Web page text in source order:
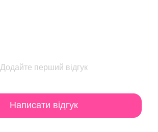
Додайте перший відгук
Написати відгук